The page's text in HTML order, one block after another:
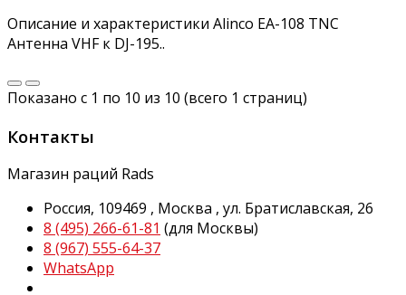
Описание и характеристики Alinco EA-108 TNC
Антенна VHF к DJ-195..
Показано с 1 по 10 из 10 (всего 1 страниц)
Контакты
Магазин раций Rads
Россия, 109469 , Москва , ул. Братиславская, 26
8 (495) 266-61-81 (для Москвы)
8 (967) 555-64-37
WhatsApp